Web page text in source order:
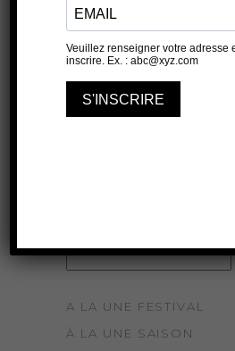
Marie et Hichem,
leurs secrets en jouant
A LA UNE FESTIVAL
À LA UNE SAISON